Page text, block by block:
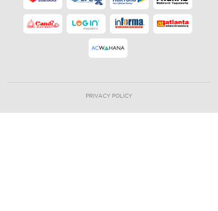
PRIVACY POLICY